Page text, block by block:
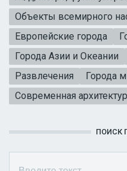
Объекты всемирного
Европейские города
Города Азии и Океании
Развлечения
Города
Современная
ПОИСК